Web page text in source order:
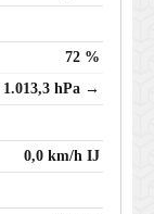
72 %
1.013,3 hPa →
0,0 km/h IJ